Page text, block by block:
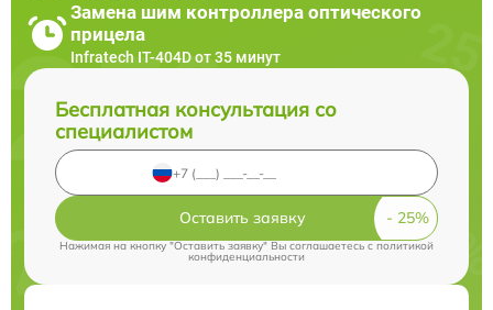
Замена шим контроллера оптического
прицела
Infratech IT-404D от 35 минут
Бесплатная консультация со
специалистом
Оставить заявку
Нажимая на кнопку "Оставить заявку" Вы соглашаетесь cполитикой
конфиденциальности